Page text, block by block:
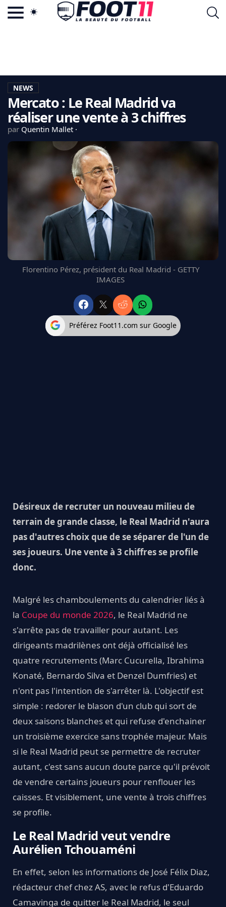
LA CHARTE
VIE PRIVÉE
CGU
CONTACTEZ-NOUS
MERCATO
REAL MADRID
FC BARCELONE
MANCHESTER UNITED
CHELSEA
ARSENAL
NEWS
Mercato : Le Real Madrid va
réaliser une vente à 3 chiffres
par Quentin Mallet
Florentino Pérez, président du Real Madrid - GETTY
IMAGES
Préférez Foot11.com sur Google
Désireux de recruter un nouveau milieu de
terrain de grande classe, le Real Madrid n'aura
pas d'autres choix que de se séparer de l'un de
ses joueurs. Une vente à 3 chiffres se profile
donc.
Malgré les chamboulements du calendrier liés à
la Coupe du monde 2026, le Real Madrid ne
s'arrête pas de travailler pour autant. Les
dirigeants madrilènes ont déjà officialisé les
quatre recrutements (Marc Cucurella, Ibrahima
Konaté, Bernardo Silva et Denzel Dumfries) et
n'ont pas l'intention de s'arrêter là. L'objectif est
simple : redorer le blason d'un club qui sort de
deux saisons blanches et qui refuse d'enchainer
un troisième exercice sans trophée majeur. Mais
si le Real Madrid peut se permettre de recruter
autant, c'est sans aucun doute parce qu'il prévoit
de vendre certains joueurs pour renflouer les
caisses. Et visiblement, une vente à trois chiffres
se profile.
Le Real Madrid veut vendre
Aurélien Tchouaméni
En effet, selon les informations de José Félix Diaz,
rédacteur chef chez AS, avec le refus d'Eduardo
Camavinga de quitter le Real Madrid, le seul